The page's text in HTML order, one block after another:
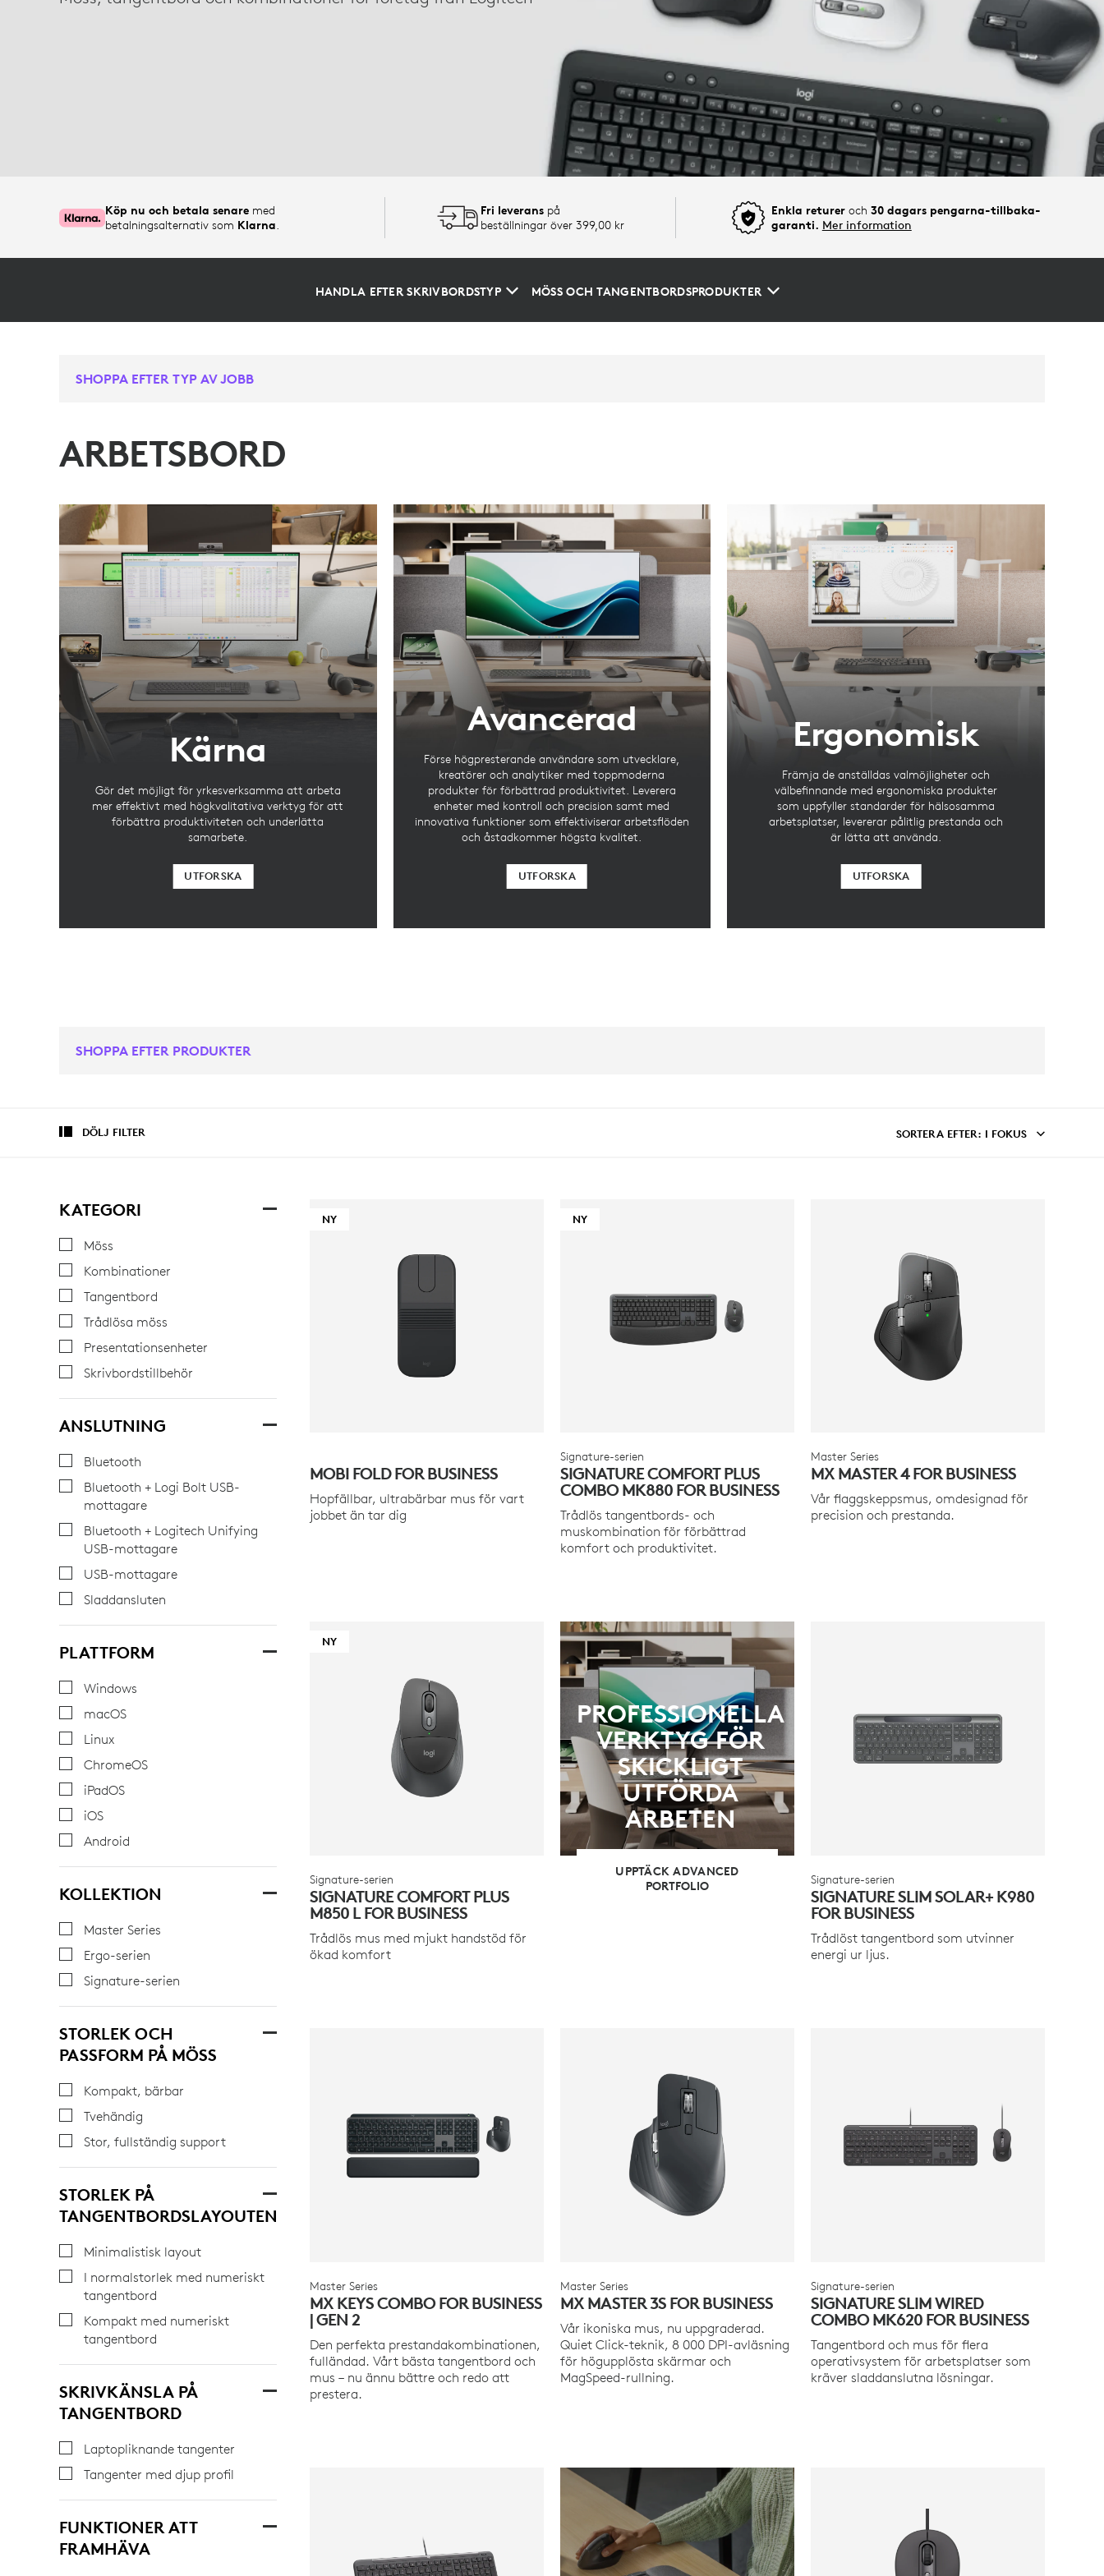
UTBUD
Köp nu och betala senare med
betalningsalternativ som Klarna
Fri leveranspå
beställningar över 399,00 kr
Enkla retureroch 30 dagars pengarna-tillbaka-
garanti. Mer information
HANDLA EFTER SKRIVBORDSTYP MÖSS OCH TANGENTBORDSPRODUKTER
SHOPPA EFTER TYP AV JOBB
ARBETSBORD
Kärna
Gör det möjligt för yrkesverksamma att arbeta
mer effektivt med högkvalitativa verktyg för att
förbättra produktiviteten och underlätta
samarbete.
UTFORSKA
Avancerad
Förse högpresterande användare som utvecklare,
kreatörer och analytiker med toppmoderna
produkter för förbättrad produktivitet. Leverera
enheter med kontroll och precision samt med
innovativa funktioner som effektiviserar arbetsflöden
och åstadkommer högsta kvalitet.
UTFORSKA
Ergonomisk
Främja de anställdas valmöjligheter och
välbefinnande med ergonomiska produkter
som uppfyller standarder för hälsosamma
arbetsplatser, levererar pålitlig prestanda och
är lätta att använda.
UTFORSKA
SHOPPA EFTER PRODUKTER
DÖLJ FILTER SORTERA EFTER : I FOKUS
KATEGORI
Möss
Kombinationer
Tangentbord
Trådlösa möss
Presentationsenheter
Skrivbordstillbehör
ANSLUTNING
Bluetooth
Bluetooth + Logi Bolt USB-
mottagare
Bluetooth + Logitech Unifying
USB-mottagare
USB-mottagare
Sladdansluten
PLATTFORM
Windows
macOS
Linux
ChromeOS
iPadOS
iOS
Android
KOLLEKTION
Master Series
Ergo-serien
Signature-serien
STORLEK OCH
PASSFORM PÅ MÖSS
Kompakt, bärbar
Tvehändig
Stor, fullständig support
STORLEK PÅ
TANGENTBORDSLAYOUTEN
Minimalistisk layout
I normalstorlek med numeriskt
tangentbord
Kompakt med numeriskt
tangentbord
SKRIVKÄNSLA PÅ
TANGENTBORD
Laptopliknande tangenter
Tangenter med djup profil
FUNKTIONER ATT
FRAMHÄVA
NY
MOBI FOLD FOR BUSINESS
Hopfällbar, ultrabärbar mus för vart
jobbet än tar dig
NY
Signature-serien
SIGNATURE COMFORT PLUS
COMBO MK880 FOR BUSINESS
Trådlös tangentbords- och
muskombination för förbättrad
komfort och produktivitet.
Master Series
MX MASTER 4 FOR BUSINESS
Vår flaggskeppsmus, omdesignad för
precision och prestanda.
NY
Signature-serien
SIGNATURE COMFORT PLUS
M850 L FOR BUSINESS
Trådlös mus med mjukt handstöd för
ökad komfort
PROFESSIONELLA
VERKTYG FÖR
SKICKLIGT
UTFÖRDA
ARBETEN
UPPTÄCK ADVANCED
PORTFOLIO
Signature-serien
SIGNATURE SLIM SOLAR+ K980
FOR BUSINESS
Trådlöst tangentbord som utvinner
energi ur ljus.
Master Series
MX KEYS COMBO FOR BUSINESS
| GEN 2
Den perfekta prestandakombinationen,
fulländad. Vårt bästa tangentbord och
mus – nu ännu bättre och redo att
prestera.
Master Series
MX MASTER 3S FOR BUSINESS
Vår ikoniska mus, nu uppgraderad.
Quiet Click-teknik, 8 000 DPI-avläsning
för högupplösta skärmar och
MagSpeed-rullning.
Signature-serien
SIGNATURE SLIM WIRED
COMBO MK620 FOR BUSINESS
Tangentbord och mus för flera
operativsystem för arbetsplatser som
kräver sladdanslutna lösningar.